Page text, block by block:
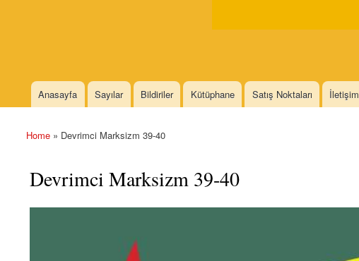
Main menu
Anasayfa Sayılar Bildiriler Kütüphane Satış Noktaları İletişim
You are here
Home » Devrimci Marksizm 39-40
Devrimci Marksizm 39-40